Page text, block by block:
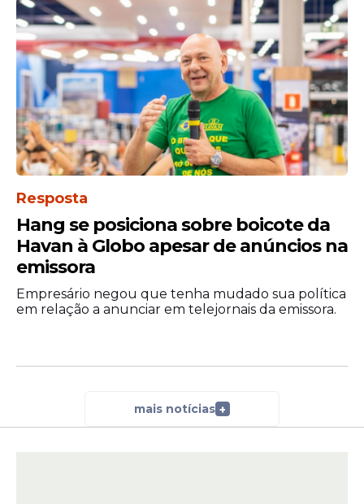
Resposta
Hang se posiciona sobre boicote da
Havan à Globo apesar de anúncios na
emissora
Empresário negou que tenha mudado sua política
em relação a anunciar em telejornais da emissora.
mais notícias +